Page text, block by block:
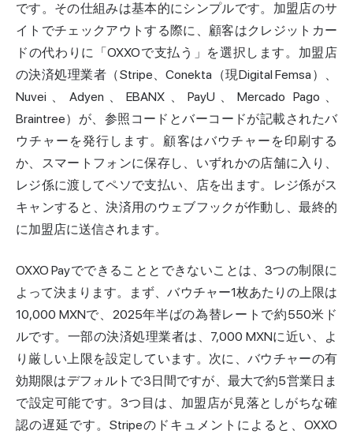
です。その仕組みは基本的にシンプルです。 加盟店のサ
イトでチェックアウトする際に、顧客はクレジットカー
ドの代わりに「OXXOで支払う」を選択します。加盟店
の決済処理業者（Stripe、Conekta（現Digital Femsa）、
Nuvei、Adyen、EBANX、PayU、Mercado Pago、
Braintree）が、参照コードとバーコードが記載されたバ
ウチャーを発行します。顧客はバウチャーを印刷する
か、スマートフォンに保存し、いずれかの店舗に入り、
レジ係に渡してペソで支払い、店を出ます。レジ係がス
キャンすると、決済用のウェブフックが作動し、最終的
に加盟店に送信されます。
OXXO Payでできることとできないことは、3つの制限に
よって決まります。まず、バウチャー1枚あたりの上限は
10,000 MXNで、2025年半ばの為替レートで約550米ド
ルです。一部の決済処理業者は、7,000 MXNに近い、よ
り厳しい上限を設定しています。次に、バウチャーの有
効期限はデフォルトで3日間ですが、最大で約5営業日ま
で設定可能です。3つ目は、加盟店が見落としがちな確
認の遅延です。Stripeのドキュメントによると、OXXO